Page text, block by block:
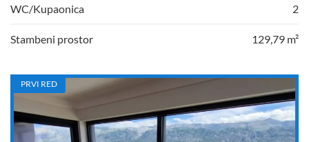
WC/Kupaonica 2
Stambeni prostor 129,79 m²
PRVI RED